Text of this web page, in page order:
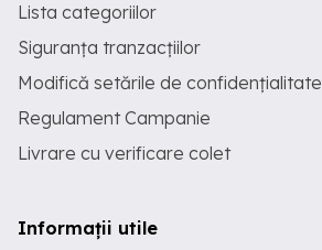
Lista categoriilor
Siguranța tranzacțiilor
Modifică setările de confidențialitate
Regulament Campanie
Livrare cu verificare colet
Informații utile